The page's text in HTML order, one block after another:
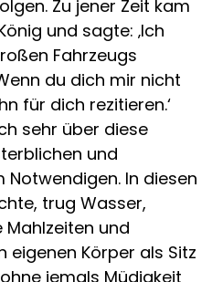
Zu jener Zeit kam
und sagte: ‚Ich
Fahrzeugs
du dich mir nicht
für dich rezitieren.‘
sehr über diese
und
In diesen
trug Wasser,
und
Körper als Sitz
jemals Müdigkeit